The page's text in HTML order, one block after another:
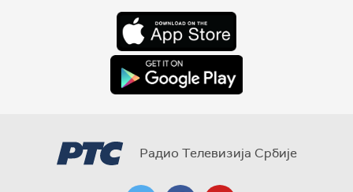
Радио Телевизија Србије